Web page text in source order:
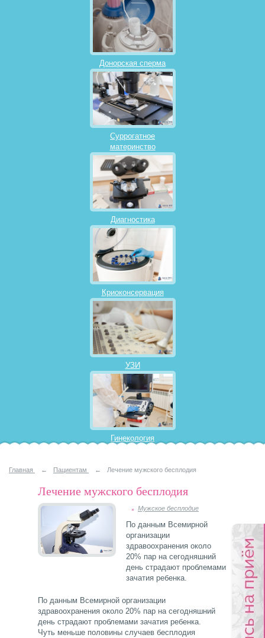
Донорская сперма
Суррогатное
материнство
Диагностика
Криоконсервация
УЗИ
Гинекология
Главная ← Пациентам ← Лечение мужского бесплодия
Лечение мужского бесплодия
Мужское бесплодие
По данным Всемирной
организации
здравоохранения около
20% пар на сегодняшний
день страдают проблемами
зачатия ребенка.
По данным Всемирной организации
здравоохранения около 20% пар на сегодняшний
день страдают проблемами зачатия ребенка.
Чуть меньше половины случаев бесплодия